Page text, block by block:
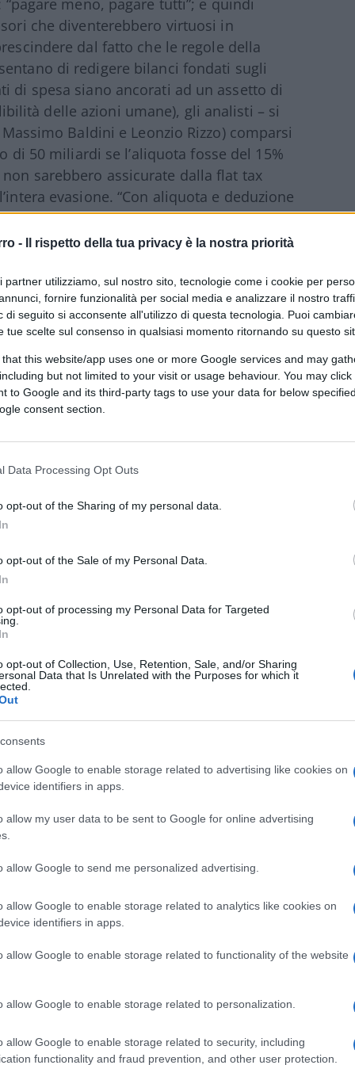
- Il rispetto della tua privacy è la nostra priorità
partner utilizziamo, sul nostro sito, tecnologie come i cookie per
fornire funzionalità per social media e analizzare il nostro
di seguito si acconsente all'utilizzo di questa tecnologia. Puoi
tue scelte sul consenso in qualsiasi momento ritornando su questo
that this website/app uses one or more Google services and may
but not limited to your visit or usage behaviour. You may
to Google and its third-party tags to use your data for below
consent section.
Data Processing Opt Outs
opt-out of the Sharing of my personal data.
opt-out of the Sale of my Personal Data.
opt-out of processing my Personal Data for Targeted
opt-out of Collection, Use, Retention, Sale, and/or Sharing
Data that Is Unrelated with the Purposes for which it
allow Google to enable storage related to advertising like cookies on
identifiers in apps.
allow my user data to be sent to Google for online advertising
allow Google to send me personalized advertising.
allow Google to enable storage related to analytics like cookies on
identifiers in apps.
allow Google to enable storage related to functionality of the website
allow Google to enable storage related to personalization.
allow Google to enable storage related to security, including
functionality and fraud prevention, and other user protection.
che diventerebbero virtuosi in
dal fatto che le regole della
di redigere bilanci fondati sugli
di spesa siano ancorati ad un assetto di
delle azioni umane), gli analisti – si
Baldini e Leonzio Rizzo) comparsi
di 50 miliardi se l’aliquota fosse del 15%
sarebbero assicurate dalla flat tax
evasione. “Con aliquota e deduzione
– la crescita di base imponibile
a quello odierno dovrebbe essere del 45
di pochi anni”. Per quanto riguarda l’ex
di Forza Italia su Irpef e trasferimenti
meritano di essere considerati.
contribuenti in Italia. Su 60 milioni di
redditi, ma solo 31 milioni sono
un reddito annuo negativo, pari a
l’86% di tutta l’Irpef è a carico del 38%
quindi, sarebbe la platea
a rischio il gettito fiscale, nel
per gli incrementi della spesa.
assoluta con un grande Piano di
estrema indigenza, allo scopo di ridare
minime e pensioni alle mamme;
raddoppio dell’assegno minimo per le
e) incentivi all’inserimento dei disabili
Fornero e nuova riforma
sostenibile. Come si può notare si
non vengono indicati, nero su bianco (a
i numeri che circolano nelle
in un quadro in cui si prendono
giuridico – dal contesto di regole
tengono insieme l’Unione europea (il
dall’Europa).
– che non vi è alcun riferimento al
proposta di abolizione, subito
annunciate per la legge Fornero sulle
si fa a ridurre a zero una legge?) per
economicamente e socialmente
(fino a prova contraria)
autorizzati a pensare che il difetto
a lungo discutere di questo
(otto salvaguardie per i cosiddetti
economica nel caso di trattamento